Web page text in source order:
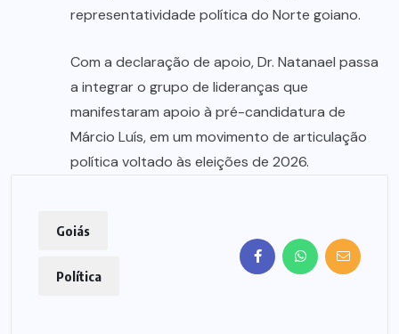
representatividade política do Norte goiano.
Com a declaração de apoio, Dr. Natanael passa
a integrar o grupo de lideranças que
manifestaram apoio à pré-candidatura de
Márcio Luís, em um movimento de articulação
política voltado às eleições de 2026.
Goiás
Política